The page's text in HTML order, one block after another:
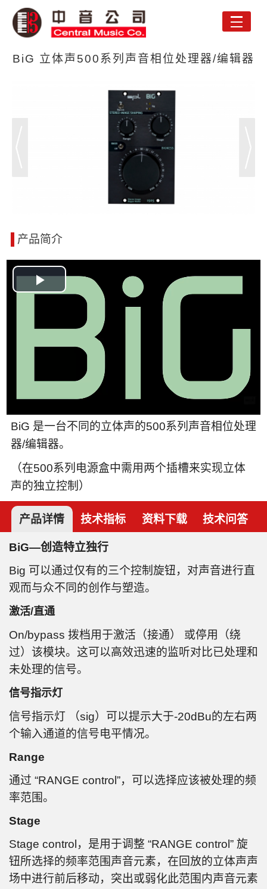
Toggle
BiG 立体声500系列声音相位处理器/编辑器
产品简介
Play
BiG 是一台不同的立体声的500系列声音相位处理
器/编辑器。
（在500系列电源盒中需用两个插槽来实现立体
声的独立控制）
产品详情 技术指标 资料下载 技术问答
BiG—创造特立独行
Big 可以通过仅有的三个控制旋钮，对声音进行直
观而与众不同的创作与塑造。
激活/直通
On/bypass 拨档用于激活（接通） 或停用（绕
过）该模块。这可以高效迅速的监听对比已处理和
未处理的信号。
信号指示灯
信号指示灯 （sig）可以提示大于-20dBu的左右两
个输入通道的信号电平情况。
Range
通过 “RANGE control”，可以选择应该被处理的频
率范围。
Stage
Stage control，是用于调整 “RANGE control” 旋
钮所选择的频率范围声音元素，在回放的立体声声
场中进行前后移动，突出或弱化此范围内声音元素